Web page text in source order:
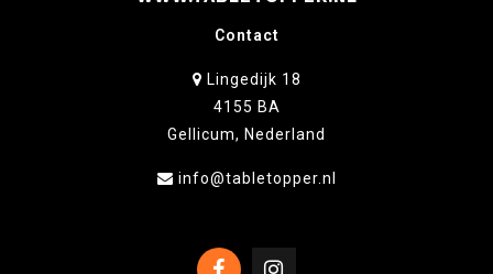
Contact
Lingedijk 18
4155 BA
Gellicum, Nederland
info@tabletopper.nl